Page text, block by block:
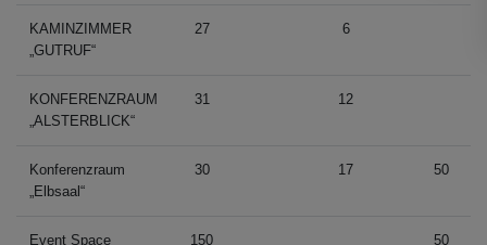
KAMINZIMMER
„GUTRUF“
27 6
KONFERENZRAUM
„ALSTERBLICK“
31 12
Konferenzraum
„Elbsaal“
30 17 50
Event Space
150 50